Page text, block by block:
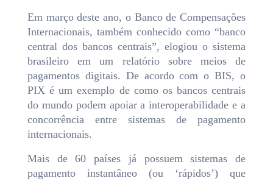
Em março deste ano, o Banco de Compensações
Internacionais, também conhecido como “banco
central dos bancos centrais”, elogiou o sistema
brasileiro em um relatório sobre meios de
pagamentos digitais. De acordo com o BIS, o
PIX é um exemplo de como os bancos centrais
do mundo podem apoiar a interoperabilidade e a
concorrência entre sistemas de pagamento
internacionais.
Mais de 60 países já possuem sistemas de
pagamento instantâneo (ou ‘rápidos’) que